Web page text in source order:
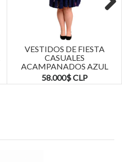
VESTIDOS DE FIESTA
CASUALES
ACAMPANADOS AZUL
MARINO TALLAS PLUS
KADRIHEL
58.000$ CLP